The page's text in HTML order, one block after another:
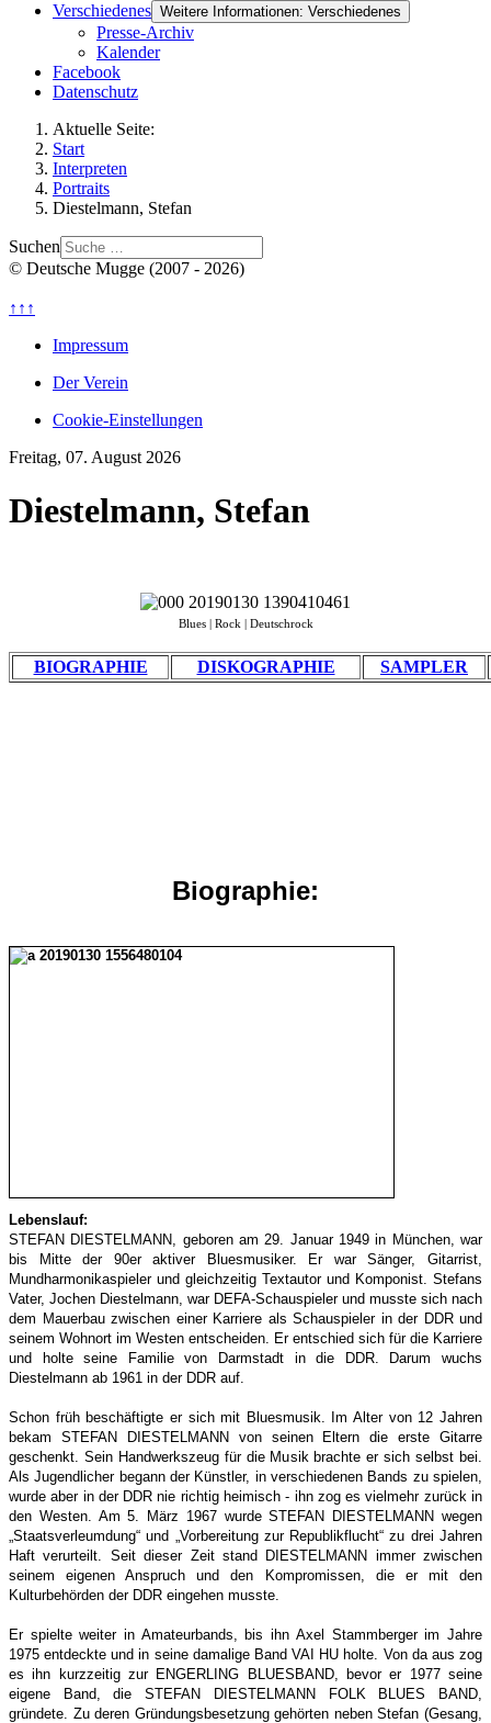
Verschiedenes Weitere Informationen: Verschiedenes
Presse-Archiv
Kalender
Facebook
Datenschutz
Aktuelle Seite:
Start
Interpreten
Portraits
Diestelmann, Stefan
Suchen
© Deutsche Mugge (2007 - 2026)
↑↑↑
Impressum
Der Verein
Cookie-Einstellungen
Freitag, 07. August 2026
Diestelmann, Stefan
Blues | Rock | Deutschrock
BIOGRAPHIE DISKOGRAPHIE SAMPLER
Biographie:
Lebenslauf:
STEFAN DIESTELMANN, geboren am 29. Januar 1949 in München, war
bis Mitte der 90er aktiver Bluesmusiker. Er war Sänger, Gitarrist,
Mundharmonikaspieler und gleichzeitig Textautor und Komponist. Stefans
Vater, Jochen Diestelmann, war DEFA-Schauspieler und musste sich nach
dem Mauerbau zwischen einer Karriere als Schauspieler in der DDR und
seinem Wohnort im Westen entscheiden. Er entschied sich für die Karriere
und holte seine Familie von Darmstadt in die DDR. Darum wuchs
Diestelmann ab 1961 in der DDR auf.
Schon früh beschäftigte er sich mit Bluesmusik. Im Alter von 12 Jahren
bekam STEFAN DIESTELMANN von seinen Eltern die erste Gitarre
geschenkt. Sein Handwerkszeug für die Musik brachte er sich selbst bei.
Als Jugendlicher begann der Künstler, in verschiedenen Bands zu spielen,
wurde aber in der DDR nie richtig heimisch - ihn zog es vielmehr zurück in
den Westen. Am 5. März 1967 wurde STEFAN DIESTELMANN wegen
„Staatsverleumdung“ und „Vorbereitung zur Republikflucht“ zu drei Jahren
Haft verurteilt. Seit dieser Zeit stand DIESTELMANN immer zwischen
seinem eigenen Anspruch und den Kompromissen, die er mit den
Kulturbehörden der DDR eingehen musste.
Er spielte weiter in Amateurbands, bis ihn Axel Stammberger im Jahre
1975 entdeckte und in seine damalige Band VAI HU holte. Von da aus zog
es ihn kurzzeitig zur ENGERLING BLUESBAND, bevor er 1977 seine
eigene Band, die STEFAN DIESTELMANN FOLK BLUES BAND,
gründete. Zu deren Gründungsbesetzung gehörten neben Stefan (Gesang,